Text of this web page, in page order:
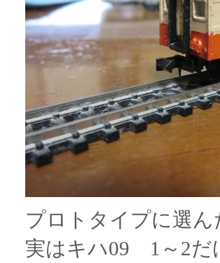
プロトタイプに選
実はキハ09 1～2だ